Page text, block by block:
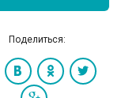
Поделиться: